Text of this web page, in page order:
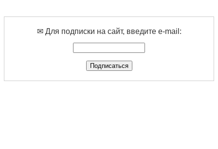
✉ Для подписки на сайт, введите e-mail: